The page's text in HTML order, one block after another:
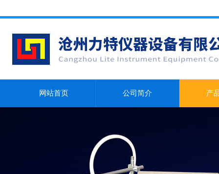
网站首页 公司简介 产